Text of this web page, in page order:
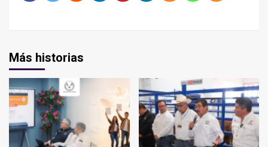
Más historias